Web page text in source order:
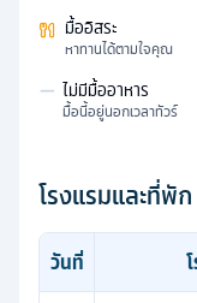
มื้ออิสระ
หาทานได้ตามใจคุณ
— ไม่มีมื้ออาหาร
มื้อนี้อยู่นอกเวลาทัวร์
โรงแรมและที่พัก
วันที่